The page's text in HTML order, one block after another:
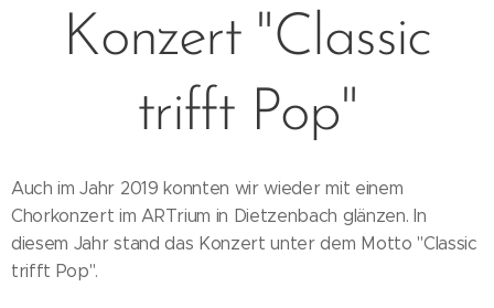
Konzert "Classic
trifft Pop"
Auch im Jahr 2019 konnten wir wieder mit einem
Chorkonzert im ARTrium in Dietzenbach glänzen. In
diesem Jahr stand das Konzert unter dem Motto "Classic
trifft Pop".